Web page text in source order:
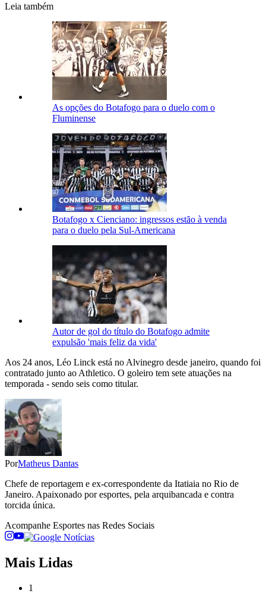
Leia também
As opções do Botafogo para o duelo com o
Fluminense
Botafogo x Cienciano: ingressos estão à venda
para o duelo pela Sul-Americana
Autor de gol do título do Botafogo admite
expulsão 'mais feliz da vida'
Aos 24 anos, Léo Linck está no Alvinegro desde janeiro, quando foi
contratado junto ao Athletico. O goleiro tem sete atuações na
temporada - sendo seis como titular.
PorMatheus Dantas
Chefe de reportagem e ex-correspondente da Itatiaia no Rio de
Janeiro. Apaixonado por esportes, pela arquibancada e contra
torcida única.
Acompanhe Esportes nas Redes Sociais
Mais Lidas
1